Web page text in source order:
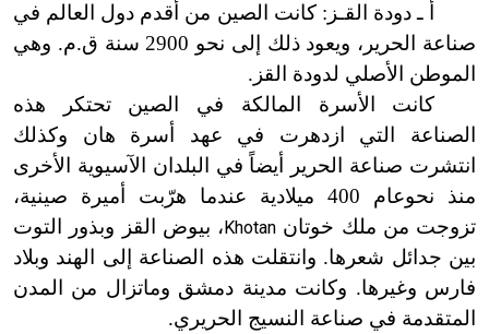
أ ـ دودة القـز: كانت الصين من أقدم دول العالم في
صناعة الحرير، ويعود ذلك إلى نحو 2900 سنة ق.م. وهي
الموطن الأصلي لدودة القز.
كانت الأسرة المالكة في الصين تحتكر هذه
الصناعة التي ازدهرت في عهد أسرة هان وكذلك
انتشرت صناعة الحرير أيضاً في البلدان الآسيوية الأخرى
منذ نحوعام 400 ميلادية عندما هرّبت أميرة صينية،
تزوجت من ملك خوتان Khotan ، بيوض القز وبذور التوت
بين جدائل شعرها. وانتقلت هذه الصناعة إلى الهند وبلاد
فارس وغيرها. وكانت مدينة دمشق وماتزال من المدن
المتقدمة في صناعة النسيج الحريري.